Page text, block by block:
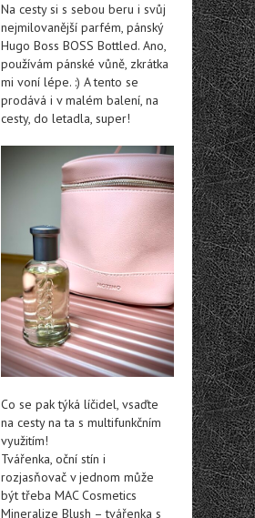
Na cesty si s sebou beru i svůj
nejmilovanější parfém, pánský
Hugo Boss BOSS Bottled. Ano,
používám pánské vůně, zkrátka
mi voní lépe. :) A tento se
prodává i v malém balení, na
cesty, do letadla, super!
Co se pak týká líčidel, vsaďte
na cesty na ta s multifunkčním
využitím!
Tvářenka, oční stín i
rozjasňovač v jednom může
být třeba MAC Cosmetics
Mineralize Blush – tvářenka s